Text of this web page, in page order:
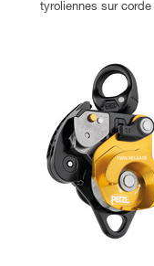
tyroliennes sur corde